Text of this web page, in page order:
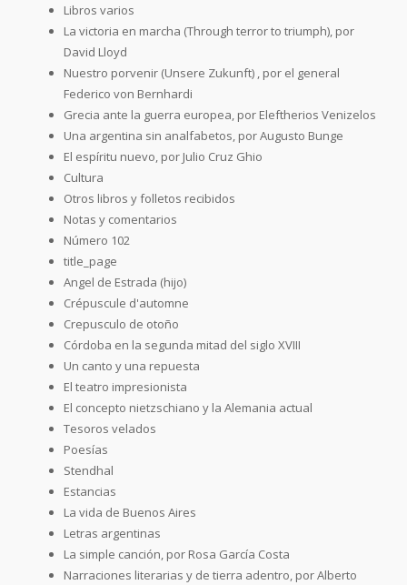
Libros varios
La victoria en marcha (Through terror to triumph), por
David Lloyd
Nuestro porvenir (Unsere Zukunft) , por el general
Federico von Bernhardi
Grecia ante la guerra europea, por Eleftherios Venizelos
Una argentina sin analfabetos, por Augusto Bunge
El espíritu nuevo, por Julio Cruz Ghio
Cultura
Otros libros y folletos recibidos
Notas y comentarios
Número 102
title_page
Angel de Estrada (hijo)
Crépuscule d'automne
Crepusculo de otoño
Córdoba en la segunda mitad del siglo XVIII
Un canto y una repuesta
El teatro impresionista
El concepto nietzschiano y la Alemania actual
Tesoros velados
Poesías
Stendhal
Estancias
La vida de Buenos Aires
Letras argentinas
La simple canción, por Rosa García Costa
Narraciones literarias y de tierra adentro, por Alberto